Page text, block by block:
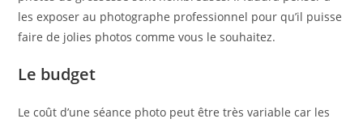
les exposer au photographe professionnel pour qu’il puisse
faire de jolies photos comme vous le souhaitez.
Le budget
Le coût d’une séance photo peut être très variable car les